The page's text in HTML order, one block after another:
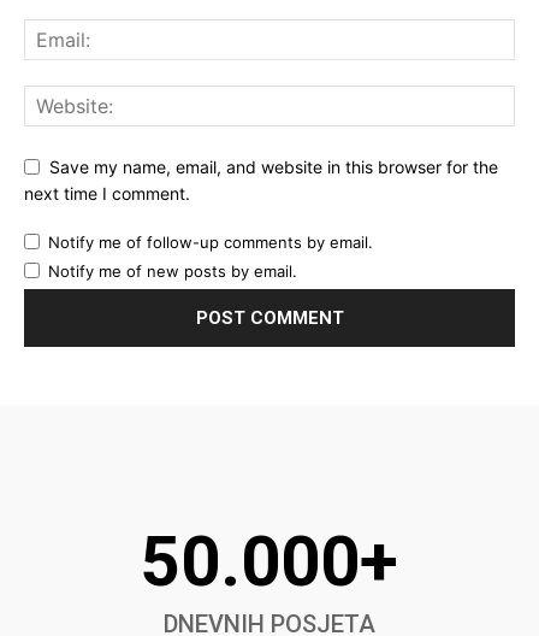
Save my name, email, and website in this browser for the
next time I comment.
Notify me of follow-up comments by email.
Notify me of new posts by email.
50.000+
DNEVNIH POSJETA